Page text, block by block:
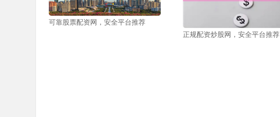
可靠股票配资网，安全平台推荐
正规配资炒股网，安全平台推荐